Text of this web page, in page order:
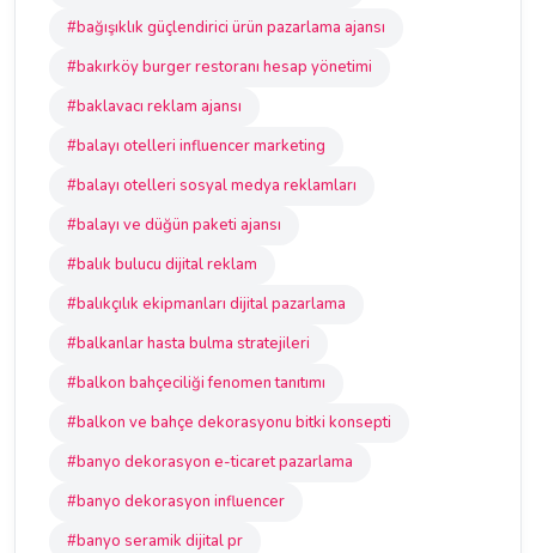
#bağışıklık güçlendirici ürün pazarlama ajansı
#bakırköy burger restoranı hesap yönetimi
#baklavacı reklam ajansı
#balayı otelleri influencer marketing
#balayı otelleri sosyal medya reklamları
#balayı ve düğün paketi ajansı
#balık bulucu dijital reklam
#balıkçılık ekipmanları dijital pazarlama
#balkanlar hasta bulma stratejileri
#balkon bahçeciliği fenomen tanıtımı
#balkon ve bahçe dekorasyonu bitki konsepti
#banyo dekorasyon e-ticaret pazarlama
#banyo dekorasyon influencer
#banyo seramik dijital pr